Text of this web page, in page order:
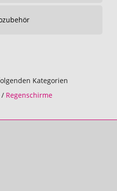
Kategorien
/ Regenschirme